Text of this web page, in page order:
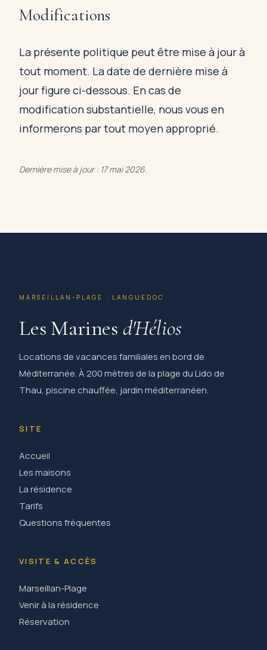
Modifications
La présente politique peut être mise à jour à
tout moment. La date de dernière mise à
jour figure ci-dessous. En cas de
modification substantielle, nous vous en
informerons par tout moyen approprié.
Dernière mise à jour : 17 mai 2026.
MARSEILLAN-PLAGE · LANGUEDOC
Les Marines d'Hélios
Locations de vacances familiales en bord de
Méditerranée. À 200 mètres de la plage du Lido de
Thau, piscine chauffée, jardin méditerranéen.
SITE
Accueil
Les maisons
La résidence
Tarifs
Questions fréquentes
VISITE & ACCÈS
Marseillan-Plage
Venir à la résidence
Réservation